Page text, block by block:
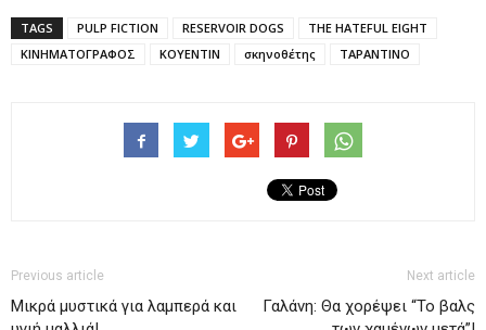
TAGS PULP FICTION RESERVOIR DOGS
THE HATEFUL EIGHT
ΚΙΝΗΜΑΤΟΓΡΑΦΟΣ
ΚΟΥΕΝΤΙΝ σκηνοθέτης ΤΑΡΑΝΤΙΝΟ
Previous article
Μικρά μυστικά για λαμπερά και
Next article
Γαλάνη: Θα χορέψει “Το βαλς